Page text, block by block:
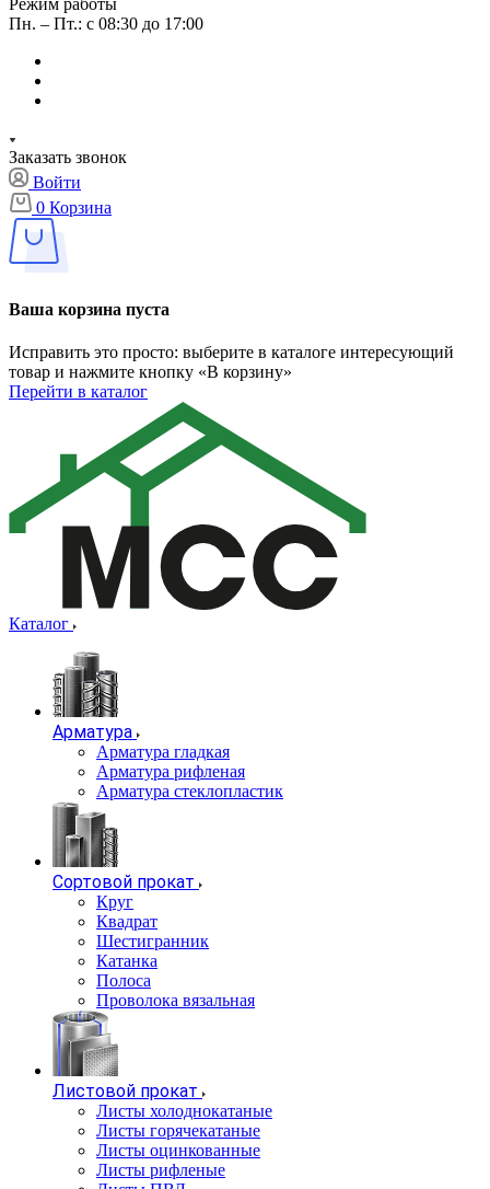
Пн. – Пт.: с 08:30 до 17:00
Заказать звонок
Войти
0 Корзина
Ваша корзина пуста
Исправить это просто: выберите в каталоге интересующий
товар и нажмите кнопку «В корзину»
Перейти в каталог
Каталог
Арматура
Арматура гладкая
Арматура рифленая
Арматура стеклопластик
Сортовой прокат
Круг
Квадрат
Шестигранник
Катанка
Полоса
Проволока вязальная
Листовой прокат
Листы холоднокатаные
Листы горячекатаные
Листы оцинкованные
Листы рифленые